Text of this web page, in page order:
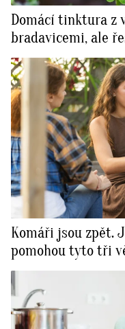
Domácí tinktura z
bradavicemi, ale
Komáři jsou zpět.
pomohou tyto tři